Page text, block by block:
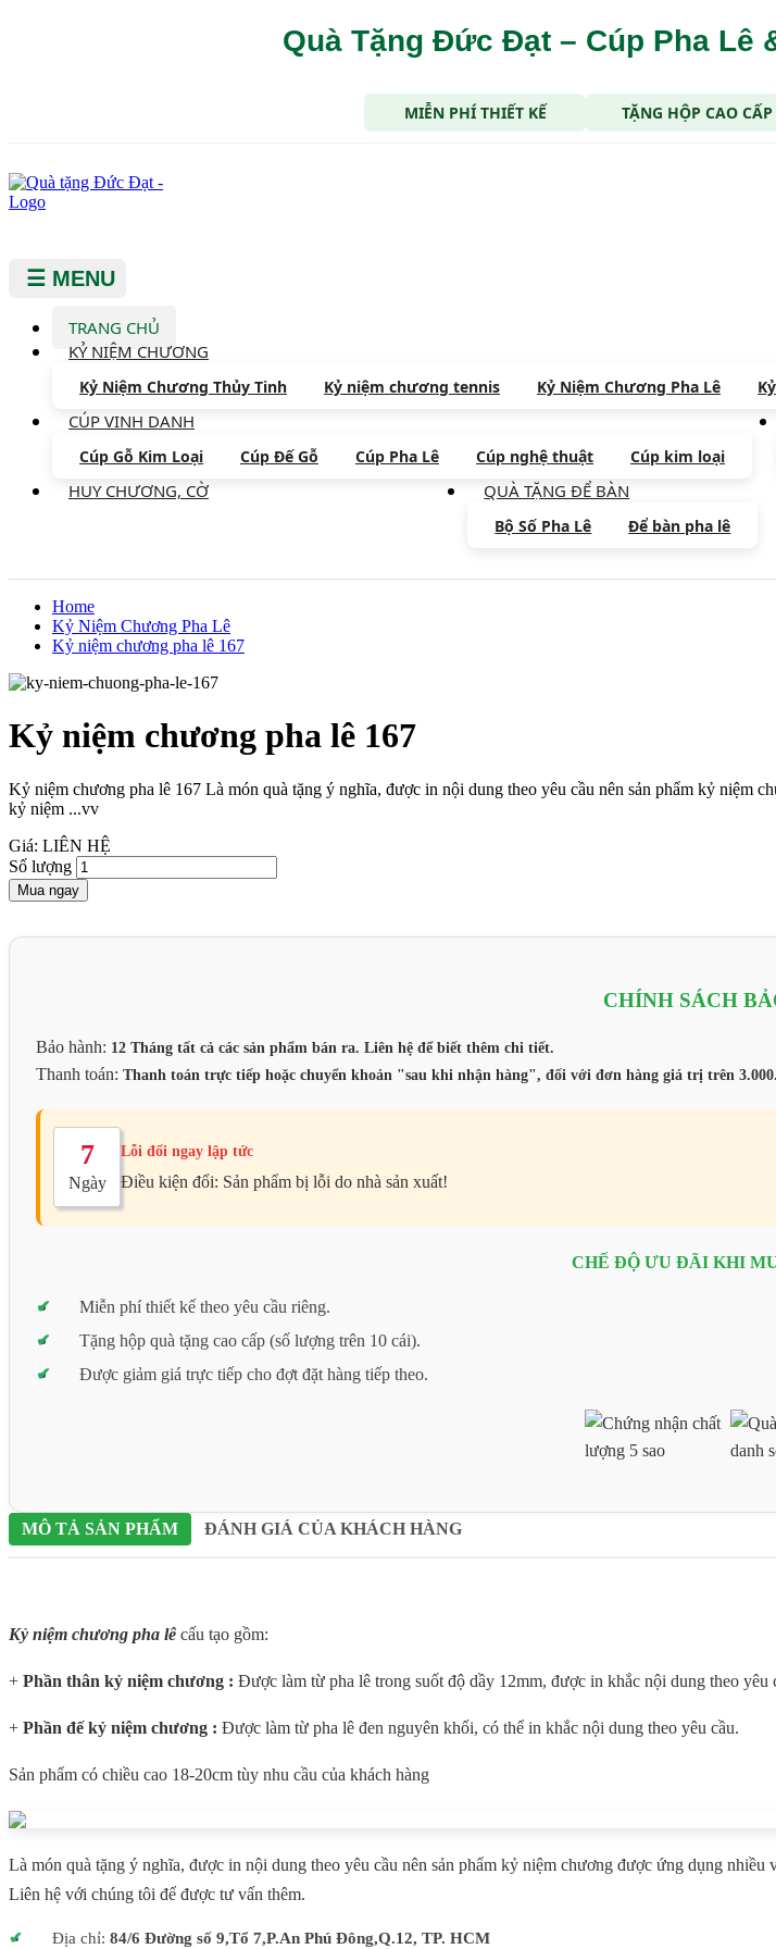
Quà Tặng Đức Đạt – Cúp Pha Lê
MIỄN PHÍ THIẾT KẾ TẶNG HỘP CAO CẤP
☰ MENU
TRANG CHỦ
KỶ NIỆM CHƯƠNG
Kỷ Niệm Chương Thủy Tinh Kỷ niệm chương tennis Kỷ Niệm Chương Pha Lê
CÚP VINH DANH
Cúp Gỗ Kim Loại Cúp Đế Gỗ Cúp Pha Lê Cúp nghệ thuật Cúp kim loại
HUY CHƯƠNG, CỜ QUÀ TẶNG ĐỂ BÀN
Bộ Số Pha Lê Để bàn pha lê
Home
Kỷ Niệm Chương Pha Lê
Kỷ niệm chương pha lê 167
Kỷ niệm chương pha lê 167
Kỷ niệm chương pha lê 167 Là món quà tặng ý nghĩa, được in nội dung theo yêu cầu nên sản phẩm kỷ niệm
kỷ niệm ...vv
Giá: LIÊN HỆ
Số lượng
Mua ngay
CHÍNH SÁCH
Bảo hành: 12 Tháng tất cả các sản phẩm bán ra. Liên hệ để biết thêm chi tiết.
Thanh toán: Thanh toán trực tiếp hoặc chuyển khoản "sau khi nhận hàng", đối với đơn hàng giá trị trên
7
Ngày
Lỗi đổi ngay lập tức
Điều kiện đổi: Sản phẩm bị lỗi do nhà sản xuất!
CHẾ ĐỘ ƯU ĐÃI KHI
Miễn phí thiết kế theo yêu cầu riêng.
Tặng hộp quà tặng cao cấp (số lượng trên 10 cái).
Được giảm giá trực tiếp cho đợt đặt hàng tiếp theo.
MÔ TẢ SẢN PHẨM ĐÁNH GIÁ CỦA KHÁCH HÀNG
Kỷ niệm chương pha lê cấu tạo gồm:
+ Phần thân kỷ niệm chương : Được làm từ pha lê trong suốt độ dầy 12mm, được in khắc nội dung theo yêu
+ Phần đế kỷ niệm chương : Được làm từ pha lê đen nguyên khối, có thể in khắc nội dung theo yêu cầu.
Sản phẩm có chiều cao 18-20cm tùy nhu cầu của khách hàng
Là món quà tặng ý nghĩa, được in nội dung theo yêu cầu nên sản phẩm kỷ niệm chương được ứng dụng
Liên hệ với chúng tôi để được tư vấn thêm.
Địa chỉ: 84/6 Đường số 9,Tổ 7,P.An Phú Đông,Q.12, TP. HCM